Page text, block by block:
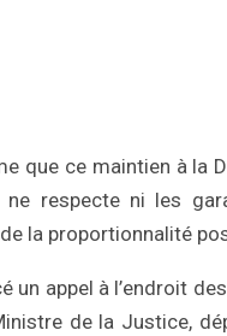
que ce maintien à la
respecte ni les
la proportionnalité
un appel à l’endroit
de la Justice,